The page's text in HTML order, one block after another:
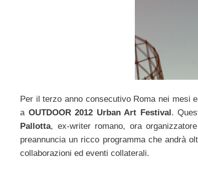
Per il terzo anno consecutivo Roma nei mesi
a OUTDOOR 2012 Urban Art Festival .
Pallotta, ex-writer romano, ora
preannuncia un ricco programma che andrà
collaborazioni ed eventi collaterali.